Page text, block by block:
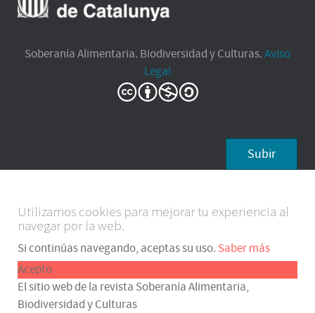
Soberanía Alimentaria. Biodiversidad y Culturas.Aviso
Legal
Subir
Utilizamos cookies para mejorar tu experiencia al
navegar por la web.
Si continúas navegando, aceptas su uso. Saber más
Acepto
El sitio web de la revista Soberanía Alimentaria,
Biodiversidad y Culturas